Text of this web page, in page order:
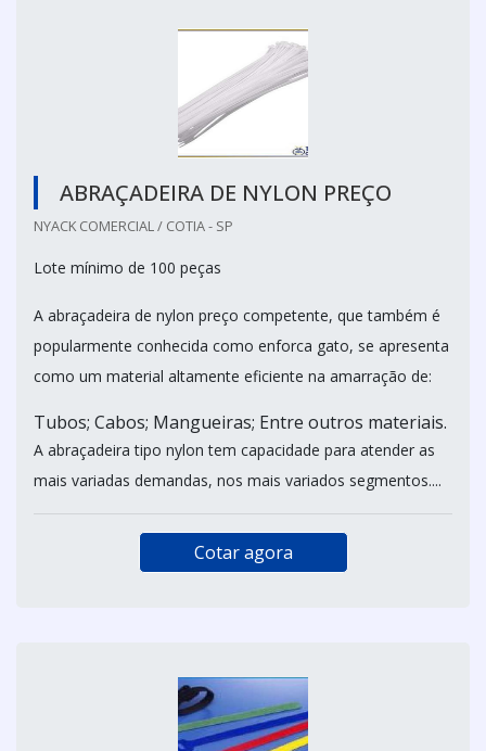
ABRAÇADEIRA DE NYLON PREÇO
NYACK COMERCIAL / COTIA - SP
Lote mínimo de 100 peças
A abraçadeira de nylon preço competente, que também é
popularmente conhecida como enforca gato, se apresenta
como um material altamente eficiente na amarração de:
Tubos; Cabos; Mangueiras; Entre outros materiais.
A abraçadeira tipo nylon tem capacidade para atender as
mais variadas demandas, nos mais variados segmentos....
Cotar agora